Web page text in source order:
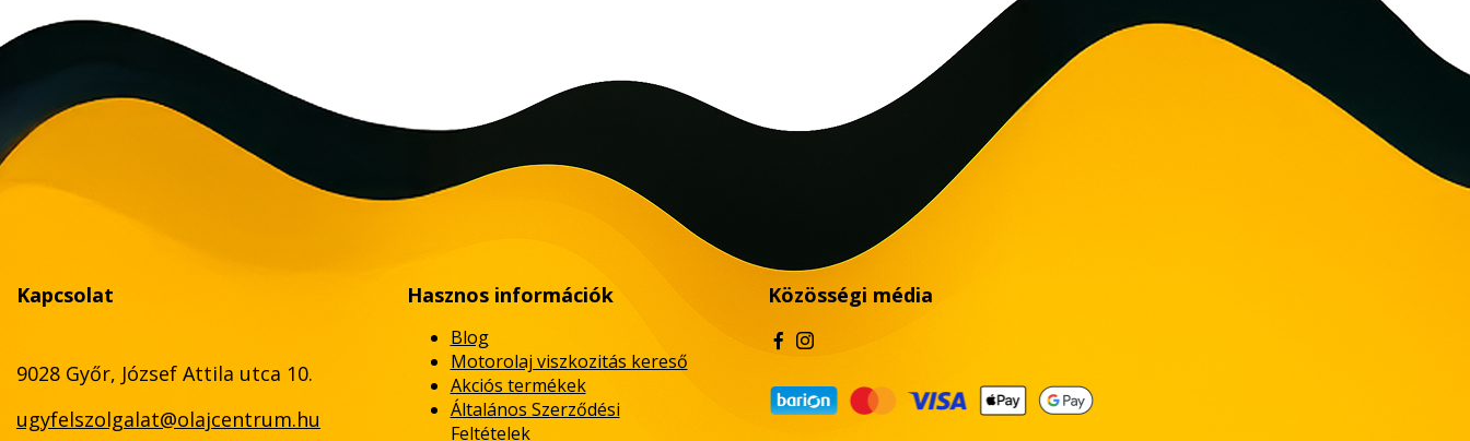
Kapcsolat
9028 Győr, József Attila utca 10.
ugyfelszolgalat@olajcentrum.hu
Hasznos információk
Blog
Motorolaj viszkozitás kereső
Akciós termékek
Általános Szerződési
Feltételek
Közösségi média